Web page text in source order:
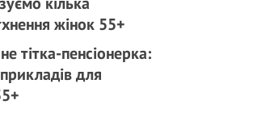
тітка-пенсіонерка:
для